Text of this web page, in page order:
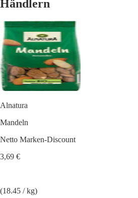
Händlern
Alnatura
Mandeln
Netto Marken-Discount
3,69 €
(18.45 / kg)